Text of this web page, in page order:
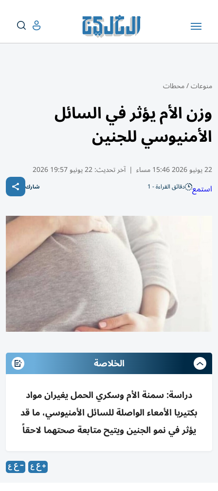
منوعات/محطات
وزن الأم يؤثر في السائل
الأمنيوسي للجنين
22 يونيو 2026 15:46 مساء | آخر تحديث:22 يونيو 19:57 2026
استمع دقائق القراءة - 1 شارك
الخلاصة
دراسة: سمنة الأم وسكري الحمل يغيران مواد
بكتيريا الأمعاء الواصلة للسائل الأمنيوسي، ما قد
يؤثر في نمو الجنين ويتيح متابعة صحتهما لاحقاً